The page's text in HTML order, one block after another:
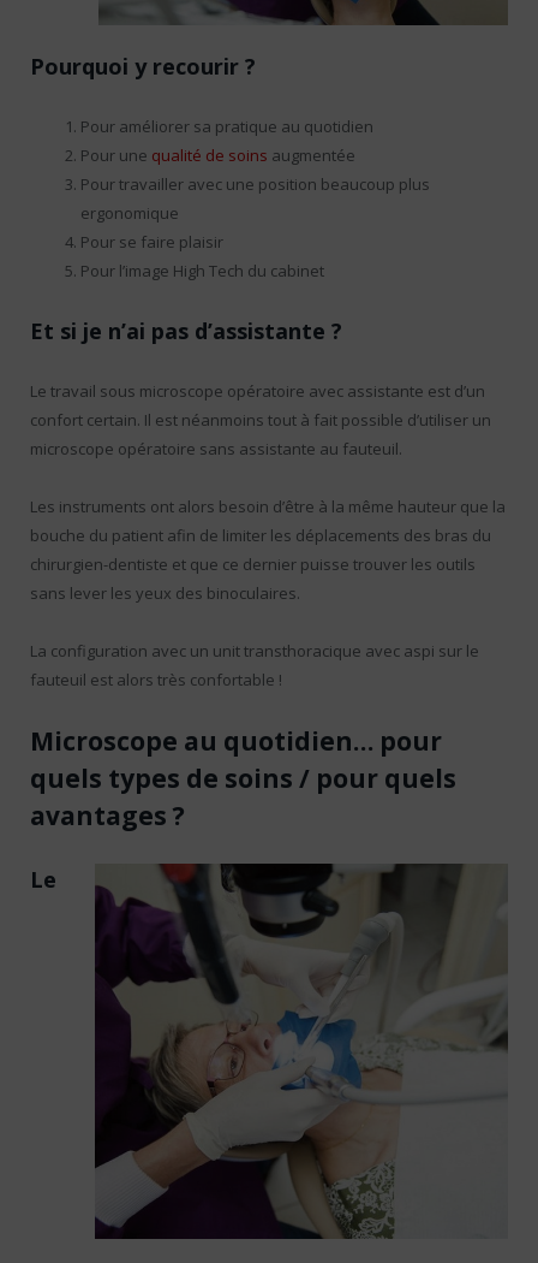
Pourquoi y recourir ?
Pour améliorer sa pratique au quotidien
Pour une qualité de soins augmentée
Pour travailler avec une position beaucoup plus
ergonomique
Pour se faire plaisir
Pour l’image High Tech du cabinet
Et si je n’ai pas d’assistante ?
Le travail sous microscope opératoire avec assistante est d’un
confort certain. Il est néanmoins tout à fait possible d’utiliser un
microscope opératoire sans assistante au fauteuil.
Les instruments ont alors besoin d’être à la même hauteur que la
bouche du patient afin de limiter les déplacements des bras du
chirurgien-dentiste et que ce dernier puisse trouver les outils
sans lever les yeux des binoculaires.
La configuration avec un unit transthoracique avec aspi sur le
fauteuil est alors très confortable !
Microscope au quotidien… pour
quels types de soins / pour quels
avantages ?
Le